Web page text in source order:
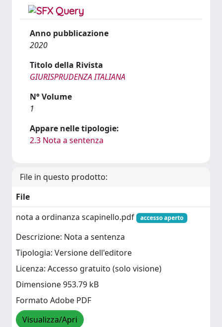
Anno pubblicazione
2020
Titolo della Rivista
GIURISPRUDENZA ITALIANA
N° Volume
1
Appare nelle tipologie:
2.3 Nota a sentenza
File in questo prodotto:
File
nota a ordinanza scapinello.pdf
accesso aperto
Descrizione: Nota a sentenza
Tipologia: Versione dell'editore
Licenza: Accesso gratuito (solo visione)
Dimensione 953.79 kB
Formato Adobe PDF
Visualizza/Apri